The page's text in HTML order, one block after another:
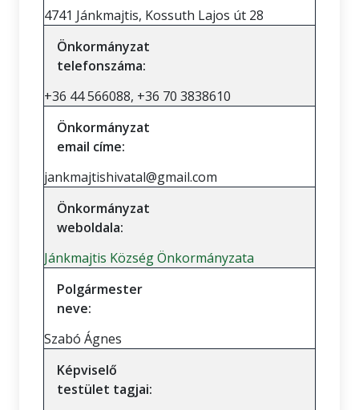
4741 Jánkmajtis, Kossuth Lajos út 28
Önkormányzat
telefonszáma:
+36 44 566088, +36 70 3838610
Önkormányzat
email címe:
jankmajtishivatal@gmail.com
Önkormányzat
weboldala:
Jánkmajtis Község Önkormányzata
Polgármester
neve:
Szabó Ágnes
Képviselő
testület tagjai: